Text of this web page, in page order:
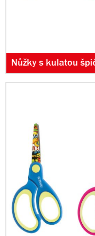
Nůžky s kulatou